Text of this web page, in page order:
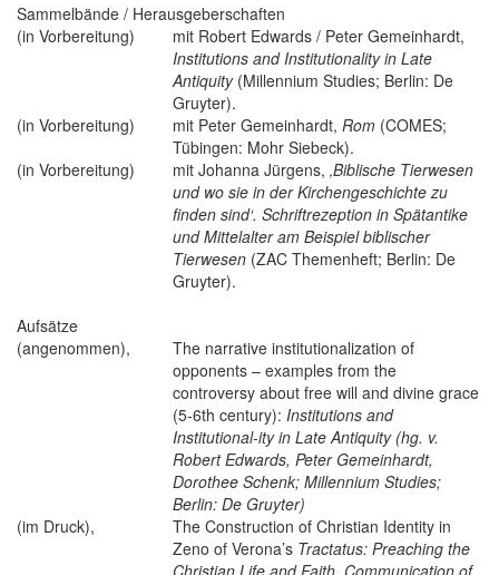
Sammelbände / Herausgeberschaften
(in Vorbereitung)
mit Robert Edwards / Peter Gemeinhardt,
Institutions and Institutionality in Late
Antiquity(Millennium Studies; Berlin: De
Gruyter).
(in Vorbereitung)
mit Peter Gemeinhardt, Rom (COMES;
Tübingen: Mohr Siebeck).
(in Vorbereitung)
mit Johanna Jürgens, ‚Biblische Tierwesen
und wo sie in der Kirchengeschichte zu
finden sind‘. Schriftrezeption in Spätantike
und Mittelalter am Beispiel biblischer
Tierwesen (ZAC Themenheft; Berlin: De
Gruyter).
Aufsätze
(angenommen),
The narrative institutionalization of
opponents – examples from the
controversy about free will and divine grace
(5-6th century): Institutions and
Institutional-ity in Late Antiquity (hg. v.
Robert Edwards, Peter Gemeinhardt,
Dorothee Schenk; Millennium Studies;
Berlin: De Gruyter)
(im Druck),
The Construction of Christian Identity in
Zeno of Verona’s Tractatus: Preaching the
Christian Life and Faith. Communication of